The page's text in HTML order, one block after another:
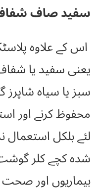
سفید صاف
اس کے علاوہ
یعنی سفید یا
سبز یا سیاہ
محفوظ کرنے اور
لئے بلکل استعمال
شدہ کچے کلر
بیماریوں اور